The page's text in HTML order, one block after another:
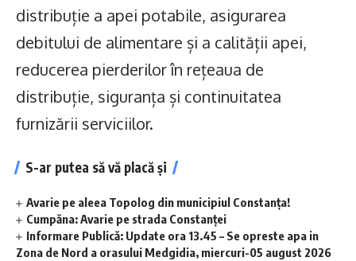
distribuție a apei potabile, asigurarea
debitului de alimentare și a calității apei,
reducerea pierderilor în rețeaua de
distribuție, siguranța și continuitatea
furnizării serviciilor.
S-ar putea să vă placă și
Avarie pe aleea Topolog din municipiul Constanța!
Cumpăna: Avarie pe strada Constanței
Informare Publică: Update ora 13.45 – Se opreste apa in
Zona de Nord a orasului Medgidia, miercuri-05 august 2026